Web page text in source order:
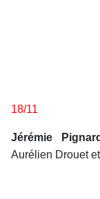
18/11
Jérémie Pignard
Aurélien Drouet